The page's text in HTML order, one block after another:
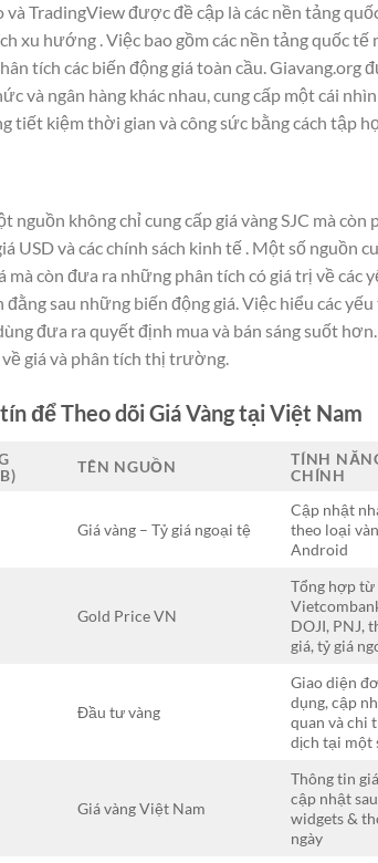
và TradingView được đề cập là các nền tảng
xu hướng . Việc bao gồm các nền tảng quốc
tích các biến động giá toàn cầu.
và ngân hàng khác nhau, cung cấp một cái
tiết kiệm thời gian và công sức bằng cách tập
nguồn không chỉ cung cấp giá vàng SJC mà
USD và các chính sách kinh tế . Một số nguồn
mà còn đưa ra những phân tích có giá trị về
sau những biến động giá. Việc hiểu các
đưa ra quyết định mua và bán sáng suốt
giá và phân tích thị trường.
để Theo dõi Giá Vàng tại Việt Nam
TÊN NGUỒN
TÍNH
CHÍNH
Giá vàng – Tỷ giá ngoại tệ
Cập nhật
theo loại
Android
Gold Price VN
Tổng hợp từ
DOJI, PNJ,
giá, tỷ giá
Đầu tư vàng
Giao diện
dụng, cập
quan và chi
dịch tại một
Giá vàng Việt Nam
Thông tin
cập nhật
widgets &
ngày